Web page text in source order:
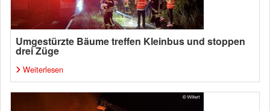
Umgestürzte Bäume treffen Kleinbus und stoppen
drei Züge
Weiterlesen